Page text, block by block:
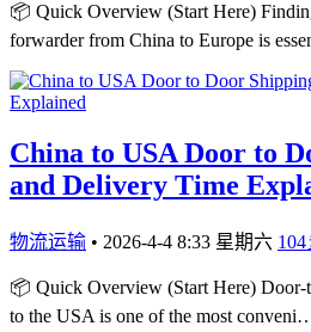
📦 Quick Overview (Start Here)
forwarder from China to Europe is
China to USA Door to
and Delivery Time
物流运输 • 2026-4-4 8:33 星期六 104
📦 Quick Overview (Start Here)
to the USA is one of the most